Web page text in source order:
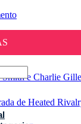
Smith e Charlie
de Heated